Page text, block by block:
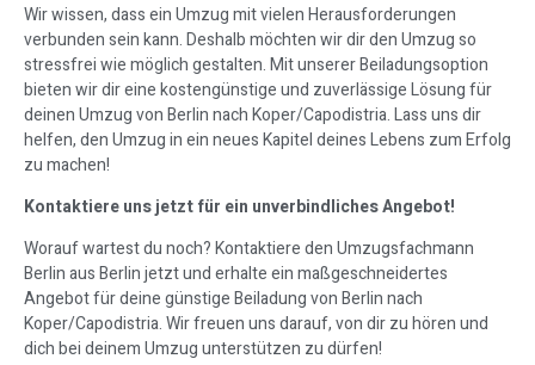
Wir wissen, dass ein Umzug mit vielen Herausforderungen
verbunden sein kann. Deshalb möchten wir dir den Umzug so
stressfrei wie möglich gestalten. Mit unserer Beiladungsoption
bieten wir dir eine kostengünstige und zuverlässige Lösung für
deinen Umzug von Berlin nach Koper/Capodistria. Lass uns dir
helfen, den Umzug in ein neues Kapitel deines Lebens zum Erfolg
zu machen!
Kontaktiere uns jetzt für ein unverbindliches Angebot!
Worauf wartest du noch? Kontaktiere den Umzugsfachmann
Berlin aus Berlin jetzt und erhalte ein maßgeschneidertes
Angebot für deine günstige Beiladung von Berlin nach
Koper/Capodistria. Wir freuen uns darauf, von dir zu hören und
dich bei deinem Umzug unterstützen zu dürfen!